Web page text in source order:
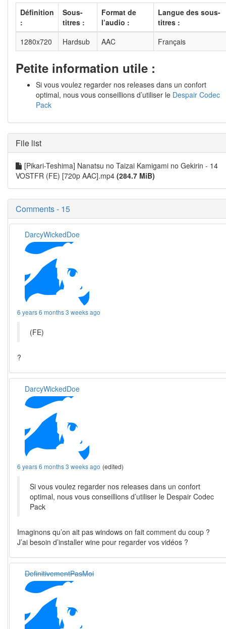
Définition
:
Sous-
titres :
Format de
l’audio :
Langue des sous-
titres :
1280x720
Hardsub AAC Français
Petite information utile :
Si vous voulez regarder nos releases dans un confort
optimal, nous vous conseillions d’utiliser le Despair Codec
Pack
File list
[Pikari-Teshima] Nanatsu no Taizai Kamigami no Gekirin - 14
VOSTFR (FE) [720p AAC].mp4 (284.7 MiB)
Comments - 15
DarcyWickedDoe
6 years 6 months 3 weeks ago
(FE)
?
DarcyWickedDoe
6 years 6 months 3 weeks ago (edited)
Si vous voulez regarder nos releases dans un confort
optimal, nous vous conseillions d’utiliser le Despair Codec
Pack
Imaginons qu’on ait pas windows on fait comment du coup ?
J’ai besoin d’installer wine pour regarder vos vidéos ?
DefinitivementPasMoi